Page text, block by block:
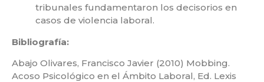
tribunales fundamentaron los decisorios en
casos de violencia laboral.
Bibliografía:
Abajo Olivares, Francisco Javier (2010) Mobbing.
Acoso Psicológico en el Ámbito Laboral, Ed. Lexis